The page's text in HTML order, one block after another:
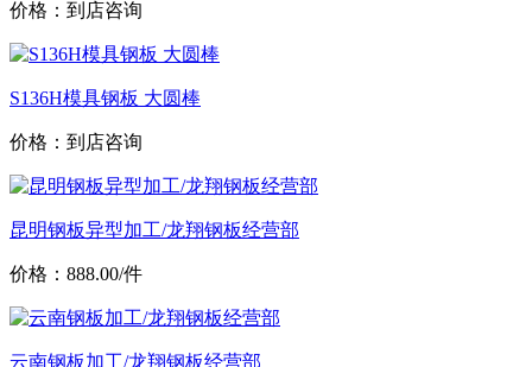
价格：到店咨询
S136H模具钢板 大圆棒
价格：到店咨询
昆明钢板异型加工/龙翔钢板经营部
价格：888.00/件
云南钢板加工/龙翔钢板经营部